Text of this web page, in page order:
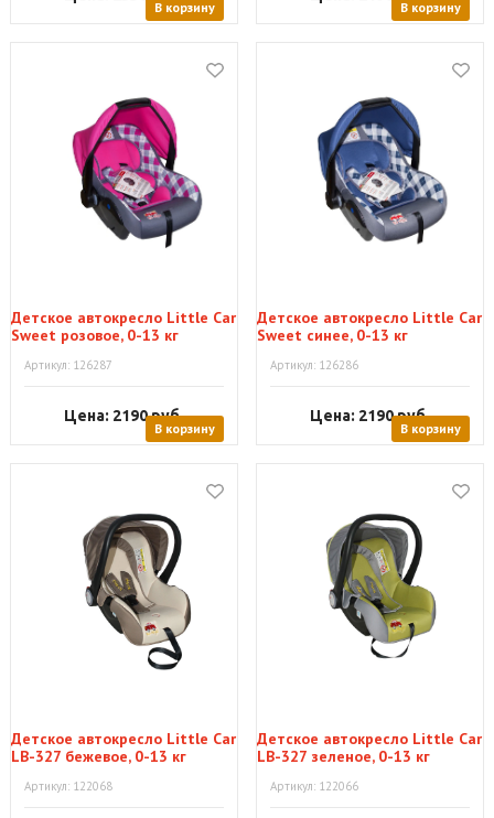
В корзину В корзину
Детское автокресло Little Car
Sweet розовое, 0-13 кг
Артикул: 126287
Цена: 2190руб.
В корзину
Детское автокресло Little Car
Sweet синее, 0-13 кг
Артикул: 126286
Цена: 2190руб.
В корзину
Детское автокресло Little Car
LB-327 бежевое, 0-13 кг
Артикул: 122068
Детское автокресло Little Car
LB-327 зеленое, 0-13 кг
Артикул: 122066